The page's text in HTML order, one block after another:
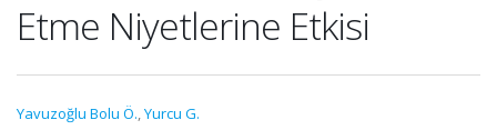
Etme Niyetlerine Etkisi
Yavuzoğlu Bolu Ö.,Yurcu G.